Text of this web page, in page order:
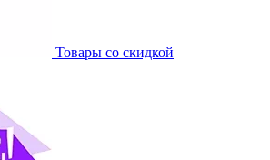
Товары со скидкой